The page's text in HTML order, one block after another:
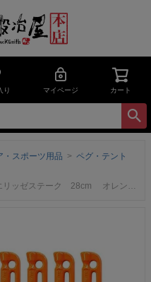
り マイページ カート
・スポーツ用品
ペグ・テント
ント、フラワーアーチの固定にも使えます！ デザインコンペでIDS賞受賞記念 エリステ